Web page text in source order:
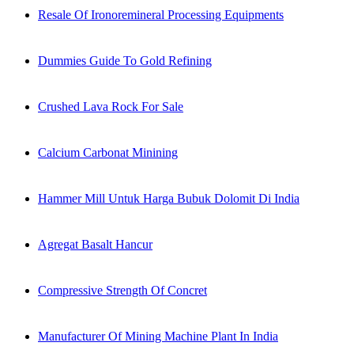
Resale Of Ironoremineral Processing Equipments
Dummies Guide To Gold Refining
Crushed Lava Rock For Sale
Calcium Carbonat Minining
Hammer Mill Untuk Harga Bubuk Dolomit Di India
Agregat Basalt Hancur
Compressive Strength Of Concret
Manufacturer Of Mining Machine Plant In India